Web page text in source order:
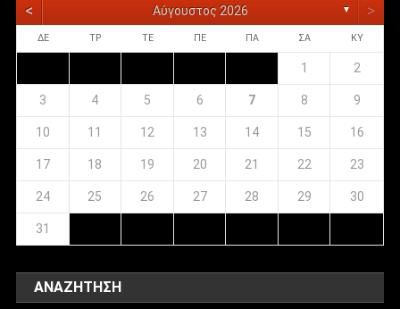
< Αύγουστος 2026 ▼ >
ΔΕ ΤΡ ΤΕ ΠΕ ΠΑ ΣΑ ΚΥ
1 2
3 4 5 6 7 8 9
10 11 12 13 14 15 16
17 18 19 20 21 22 23
24 25 26 27 28 29 30
31
ΑΝΑΖΉΤΗΣΗ